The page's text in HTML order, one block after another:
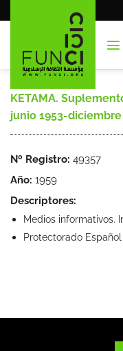
al
KETAMA.
junio 1953-
Nº Registro: 49357
Año: 1959
Descriptores:
Medios informativos.
Protectorado Español